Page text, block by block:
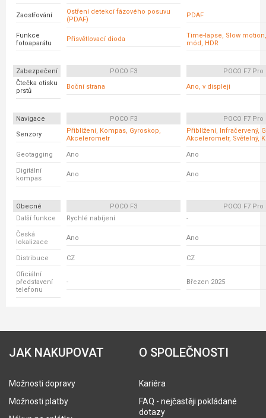
Zaostřování
Ostření detekcí fázového posuvu
(PDAF)
PDAF
Funkce
fotoaparátu
Přisvětlovací dioda
Time-lapse, Slow
mód, HDR
Zabezpečení POCO F3
POCO F7 Pro
Čtečka otisku
prstů
Boční strana Ano, v displeji
Navigace POCO F3
POCO F7 Pro
Senzory
Přiblížení, Kompas, Gyroskop,
Akcelerometr
Přiblížení, Infračervený,
Akcelerometr, Světelný,
Geotagging Ano Ano
Digitální
kompas
Ano Ano
Obecné POCO F3
POCO F7 Pro
Další funkce
Rychlé nabíjení -
Česká
lokalizace
Ano Ano
Distribuce CZ CZ
Oficiální
představení
telefonu
- Březen 2025
JAK NAKUPOVAT
Možnosti dopravy
Možnosti platby
O SPOLEČNOSTI
Kariéra
FAQ - nejčastěji pokládané
dotazy